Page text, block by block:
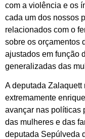
com a violência e os
cada um dos nossos
relacionados com o
sobre os orçamentos
ajustados em função
generalizadas das
A deputada Zalaquett
extremamente
avançar nas políticas
das mulheres e das
deputada Sepúlveda